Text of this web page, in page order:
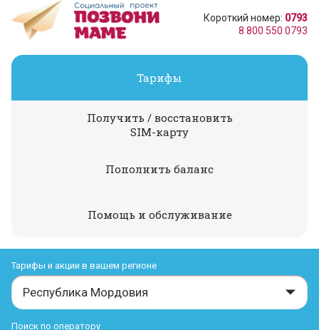
Короткий номер: 0793
8 800 550 0793
Тарифы
Получить / восстановить
SIM-карту
Пополнить баланс
Помощь и обслуживание
Тарифы и акции в вашем регионе
Республика Мордовия
Поиск по оператору